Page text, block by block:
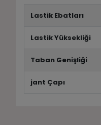
Lastik Ebatları
Lastik Yüksekliği
Taban Genişliği
jant Çapı